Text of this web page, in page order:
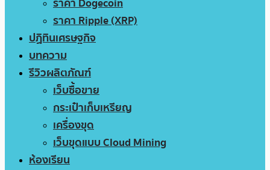
ราคา Ripple (XRP)
ปฏิทินเศรษฐกิจ
บทความ
รีวิวผลิตภัณฑ์
เว็บซื้อขาย
กระเป๋าเก็บเหรียญ
เครื่องขุด
เว็บขุดแบบ Cloud Mining
ห้องเรียน